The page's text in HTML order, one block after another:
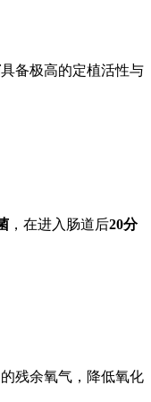
具备极高的定植活性与
，在进入肠道后20分
残余氧气，降低氧化